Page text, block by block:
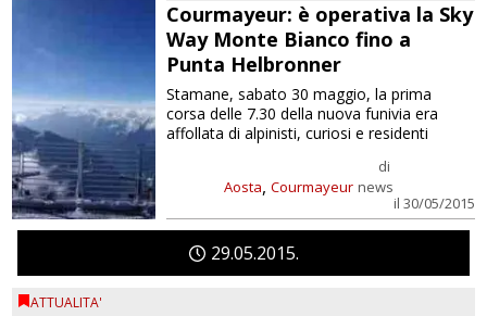
Courmayeur: è operativa la Sky
Way Monte Bianco fino a
Punta Helbronner
Aosta, Courmayeur
di
news
il 30/05/2015
Stamane, sabato 30 maggio, la prima
corsa delle 7.30 della nuova funivia era
affollata di alpinisti, curiosi e residenti
2905 2015
ATTUALITA'